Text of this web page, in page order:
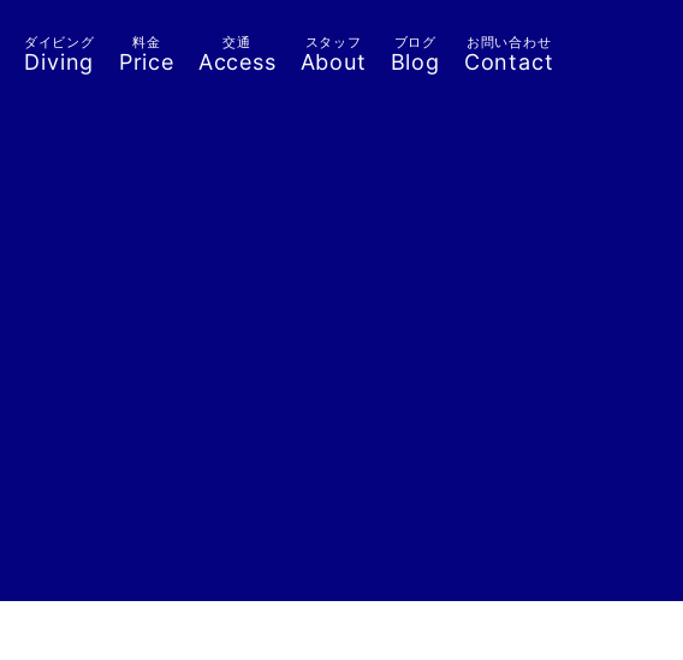
ダイビング
Diving
料金
Price
交通
Access
スタッフ
About
ブログ
Blog
お問い合わせ
Contact